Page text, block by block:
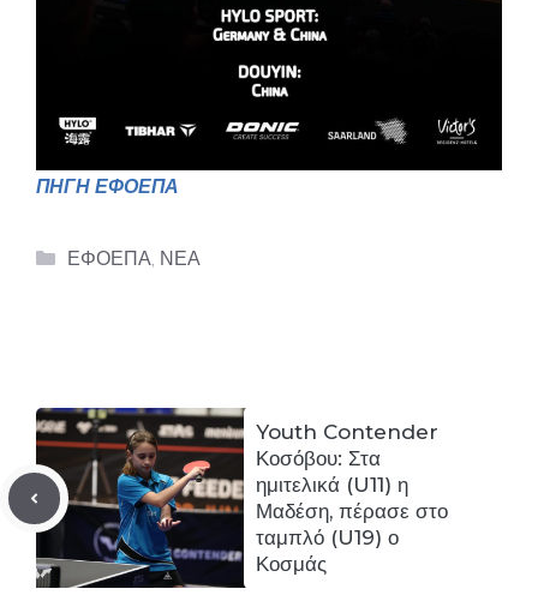
ΠΗΓΗ ΕΦΟΕΠΑ
Categories
ΕΦΟΕΠΑ, ΝΕΑ
Youth Contender
Κοσόβου: Στα
ημιτελικά (U11) η
Μαδέση, πέρασε στο
ταμπλό (U19) ο
Κοσμάς